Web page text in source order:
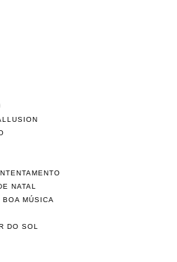
NATAL
MÚSICA
DO SOL